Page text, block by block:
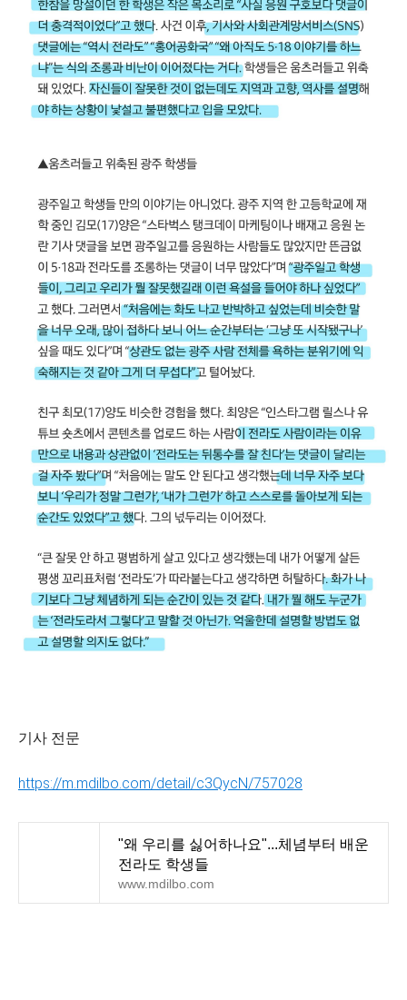
기사 전문
https://m.mdilbo.com/detail/c3QycN/757028
"왜 우리를 싫어하나요"...체념부터 배운
전라도 학생들
www.mdilbo.com